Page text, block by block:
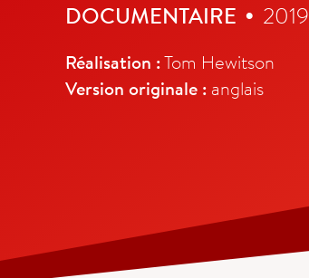
DOCUMENTAIRE • 2019
Réalisation :Tom Hewitson
Version originale : anglais